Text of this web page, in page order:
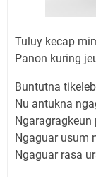
Tuluy kecap
Panon kuring
Buntutna
Nu antukna
Ngaguar usum
Ngaguar rasa